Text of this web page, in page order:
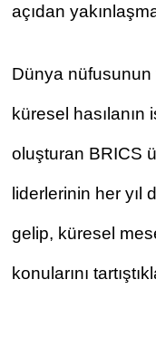
açıdan
Dünya nüfusunun
küresel hasılanın
oluşturan BRICS
liderlerinin her yıl
gelip, küresel
konularını